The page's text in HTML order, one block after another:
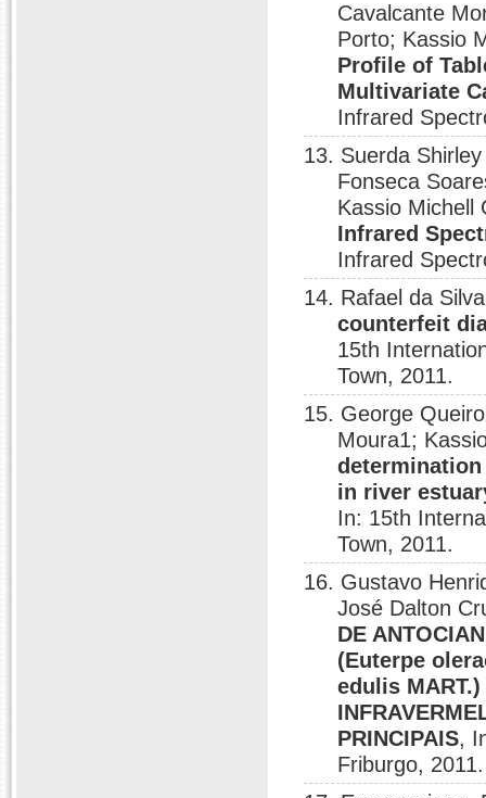
Cavalcante
Porto; Kassio
Profile of
Multivariate
Infrared
13. Suerda
Fonseca
Kassio
Infrared
Infrared
14. Rafael da
counterfeit
15th
Town, 2011.
15. George
Moura1;
in river
In: 15th
Town, 2011.
16. Gustavo
José Dalton
DE
(Euterpe
edulis MART.)
PRINCIPAIS,
Friburgo, 2011.